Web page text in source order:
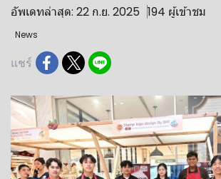
อัพเดทล่าสุด: 22 ก.ย. 2025 194 ผู้เข้าชม
News
แชร์